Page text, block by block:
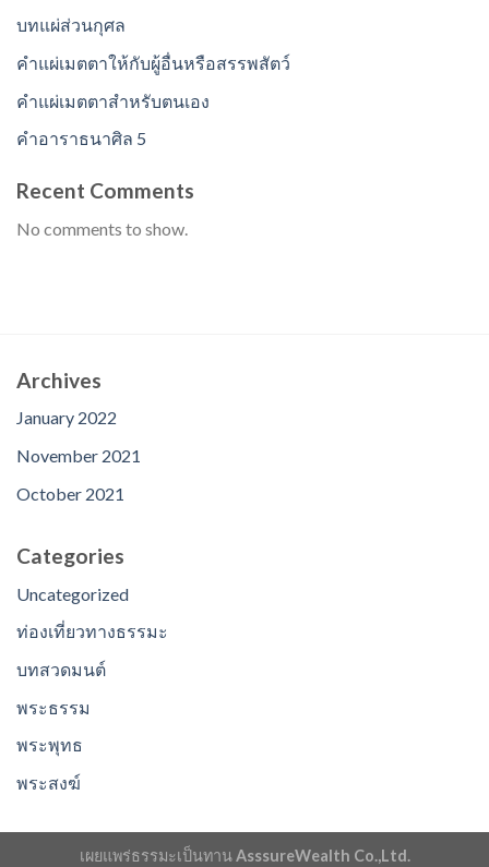
บทแผ่ส่วนกุศล
คำแผ่เมตตาให้กับผู้อื่นหรือสรรพสัตว์
คำแผ่เมตตาสำหรับตนเอง
คำอาราธนาศิล 5
Recent Comments
No comments to show.
Archives
January 2022
November 2021
October 2021
Categories
Uncategorized
ท่องเที่ยวทางธรรมะ
บทสวดมนต์
พระธรรม
พระพุทธ
พระสงฆ์
เผยแพร่ธรรมะเป็นทานAsssureWealth Co.,Ltd.